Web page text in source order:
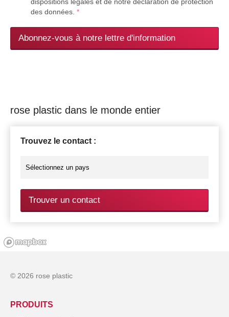
des données. *
Abonnez-vous à notre lettre d'information
rose plastic dans le monde entier
Trouvez le contact :
Trouver un contact
© 2026 rose plastic
PRODUITS